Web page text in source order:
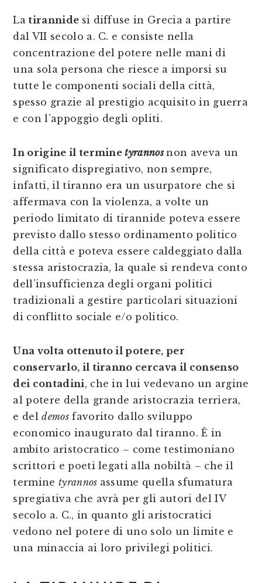
La tirannide si diffuse in Grecia a partire
dal VII secolo a. C. e consiste nella
concentrazione del potere nelle mani di
una sola persona che riesce a imporsi su
tutte le componenti sociali della città,
spesso grazie al prestigio acquisito in guerra
e con l’appoggio degli opliti.
In origine il terminetyrannos non aveva un
significato dispregiativo, non sempre,
infatti, il tiranno era un usurpatore che si
affermava con la violenza, a volte un
periodo limitato di tirannide poteva essere
previsto dallo stesso ordinamento politico
della città e poteva essere caldeggiato dalla
stessa aristocrazia, la quale si rendeva conto
dell’insufficienza degli organi politici
tradizionali a gestire particolari situazioni
di conflitto sociale e/o politico.
Una volta ottenuto il potere, per
conservarlo, il tiranno cercava il consenso
dei contadini, che in lui vedevano un argine
al potere della grande aristocrazia terriera,
e deldemosfavorito dallo sviluppo
economico inaugurato dal tiranno. È in
ambito aristocratico – come testimoniano
scrittori e poeti legati alla nobiltà – che il
termine tyrannos assume quella sfumatura
spregiativa che avrà per gli autori del IV
secolo a. C., in quanto gli aristocratici
vedono nel potere di uno solo un limite e
una minaccia ai loro privilegi politici.